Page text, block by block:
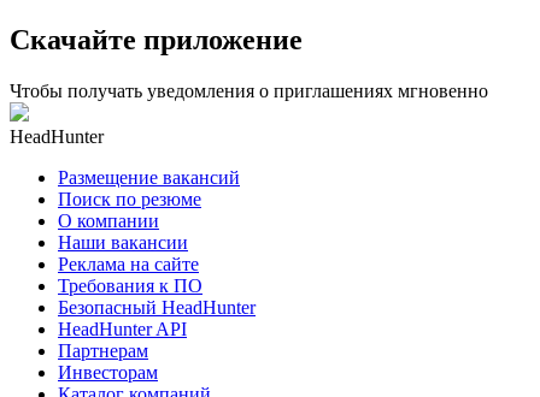
Скачайте приложение
Чтобы получать уведомления о приглашениях мгновенно
HeadHunter
Размещение вакансий
Поиск по резюме
О компании
Наши вакансии
Реклама на сайте
Требования к ПО
Безопасный HeadHunter
HeadHunter API
Партнерам
Инвесторам